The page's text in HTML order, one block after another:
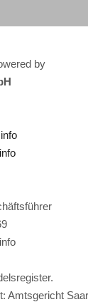
by
Amtsgericht